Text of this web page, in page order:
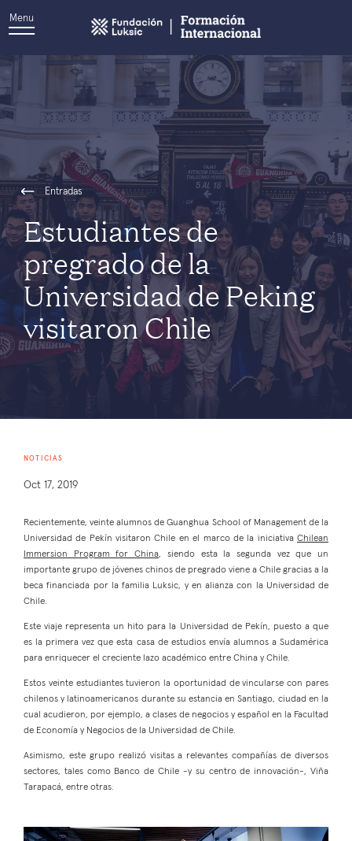
Menu
Entradas
Estudiantes de
pregrado de la
Universidad de Peking
visitaron Chile
NOTICIAS
Oct 17, 2019
Recientemente, veinte alumnos de Guanghua School of Management de la
Universidad de Pekín visitaron Chile en el marco de la iniciativa Chilean
Immersion Program for China, siendo esta la segunda vez que un
importante grupo de jóvenes chinos de pregrado viene a Chile gracias a la
beca financiada por la familia Luksic, y en alianza con la Universidad de
Chile.
Este viaje representa un hito para la Universidad de Pekín, puesto a que
es la primera vez que esta casa de estudios envía alumnos a Sudamérica
para enriquecer el creciente lazo académico entre China y Chile.
Estos veinte estudiantes tuvieron la oportunidad de vincularse con pares
chilenos y latinoamericanos durante su estancia en Santiago, ciudad en la
cual acudieron, por ejemplo, a clases de negocios y español en la Facultad
de Economía y Negocios de la Universidad de Chile.
Asimismo, este grupo realizó visitas a relevantes compañías de diversos
sectores, tales como Banco de Chile -y su centro de innovación-, Viña
Tarapacá, entre otras.